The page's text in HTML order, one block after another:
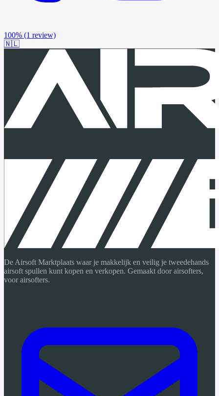
100% (1 review)
🇳🇱
De Airsoft Marktplaats waar je makkelijk en veilig je tweedehands
airsoft spullen kunt kopen en verkopen. Gemaakt door airsofters,
voor airsofters.